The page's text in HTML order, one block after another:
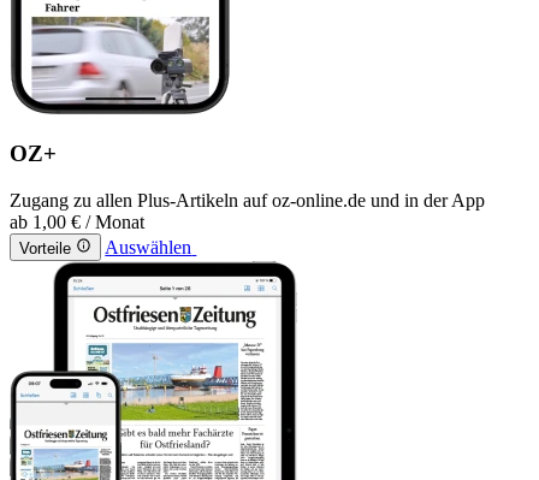
OZ+
Zugang zu allen Plus-Artikeln auf oz-online.de und in der App
ab 1,00 € / Monat
Vorteile Auswählen